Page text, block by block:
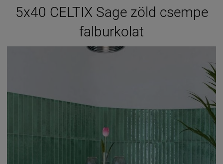
5x40 CELTIX Sage zöld csempe
falburkolat